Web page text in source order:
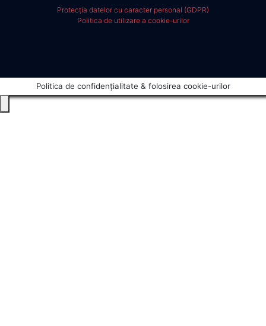
Protecția datelor cu caracter personal (GDPR)
Politica de utilizare a cookie-urilor
Politica de confidențialitate & folosirea cookie-urilor